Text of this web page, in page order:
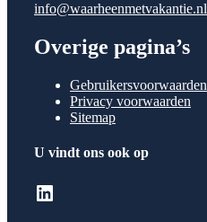
info@waarheenmetvakantie.nl
Overige pagina’s
Gebruikersvoorwaarden
Privacy voorwaarden
Sitemap
U vindt ons ook op
LinkedIn